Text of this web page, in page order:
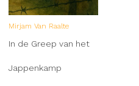
Mirjam Van Raalte
In de Greep van het
Jappenkamp